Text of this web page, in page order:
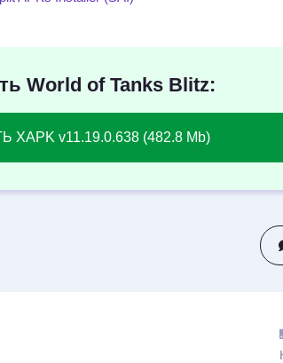
World of Tanks Blitz:
XAPK v11.19.0.638 (482.8 Mb)